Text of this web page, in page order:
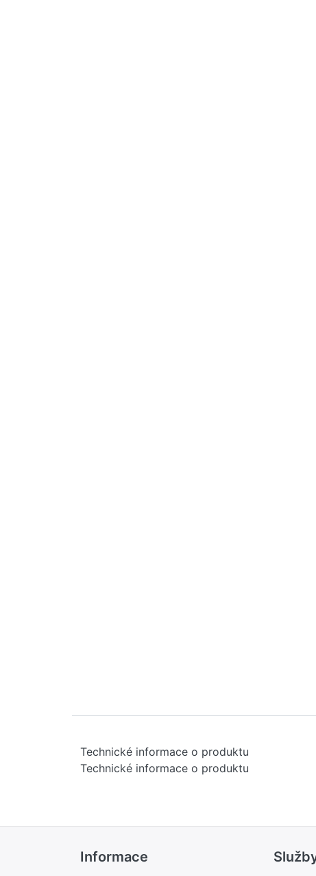
Technické informace o produktu
Technické informace o produktu
Informace